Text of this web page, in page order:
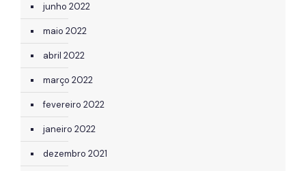
junho 2022
maio 2022
abril 2022
março 2022
fevereiro 2022
janeiro 2022
dezembro 2021